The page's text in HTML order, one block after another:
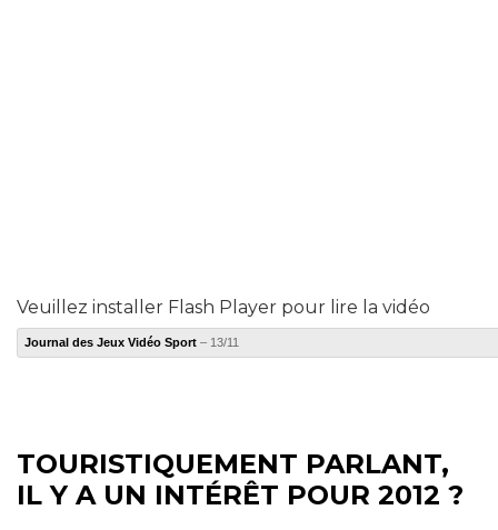
Veuillez installer Flash Player pour lire la vidéo
Journal des Jeux Vidéo Sport – 13/11
TOURISTIQUEMENT PARLANT,
IL Y A UN INTÉRÊT POUR 2012 ?